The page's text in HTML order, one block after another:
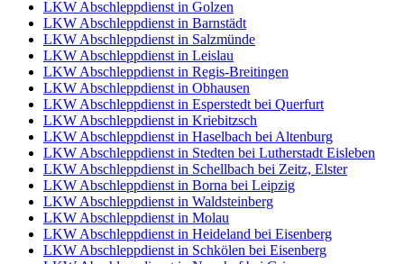
LKW Abschleppdienst in Golzen
LKW Abschleppdienst in Barnstädt
LKW Abschleppdienst in Salzmünde
LKW Abschleppdienst in Leislau
LKW Abschleppdienst in Regis-Breitingen
LKW Abschleppdienst in Obhausen
LKW Abschleppdienst in Esperstedt bei Querfurt
LKW Abschleppdienst in Kriebitzsch
LKW Abschleppdienst in Haselbach bei Altenburg
LKW Abschleppdienst in Stedten bei Lutherstadt Eisleben
LKW Abschleppdienst in Schellbach bei Zeitz, Elster
LKW Abschleppdienst in Borna bei Leipzig
LKW Abschleppdienst in Waldsteinberg
LKW Abschleppdienst in Molau
LKW Abschleppdienst in Heideland bei Eisenberg
LKW Abschleppdienst in Schkölen bei Eisenberg